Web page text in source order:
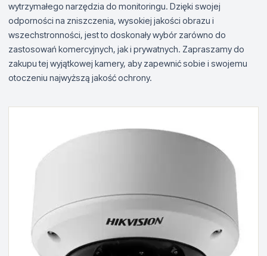
wytrzymałego narzędzia do monitoringu. Dzięki swojej
odporności na zniszczenia, wysokiej jakości obrazu i
wszechstronności, jest to doskonały wybór zarówno do
zastosowań komercyjnych, jak i prywatnych. Zapraszamy do
zakupu tej wyjątkowej kamery, aby zapewnić sobie i swojemu
otoczeniu najwyższą jakość ochrony.